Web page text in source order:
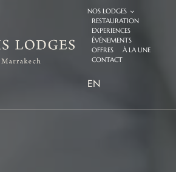
NOS LODGES
RESTAURATION
EXPERIENCES
ÉVÉNEMENTS
OFFRES
À LA UNE
CONTACT
EN